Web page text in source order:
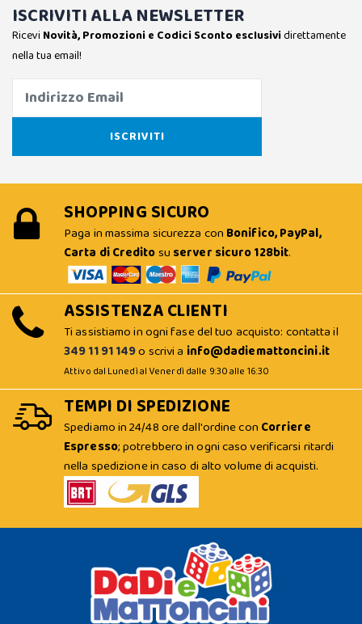
ISCRIVITI ALLA NEWSLETTER
Ricevi Novità, Promozioni e Codici Sconto esclusividirettamente
nella tua email!
SHOPPING SICURO
Paga in massima sicurezza con Bonifico, PayPal,
Carta di Creditosu server sicuro 128bit.
ASSISTENZA CLIENTI
Ti assistiamo in ogni fase del tuo acquisto: contatta il
349 11 91 149o scrivi a info@dadiemattoncini.it
Attivo dal Lunedì al Venerdì dalle 9:30 alle 16:30
TEMPI DI SPEDIZIONE
Spediamo in 24/48 ore dall'ordine con Corriere
Espresso; potrebbero in ogni caso verificarsi ritardi
nella spedizione in caso di alto volume di acquisti.